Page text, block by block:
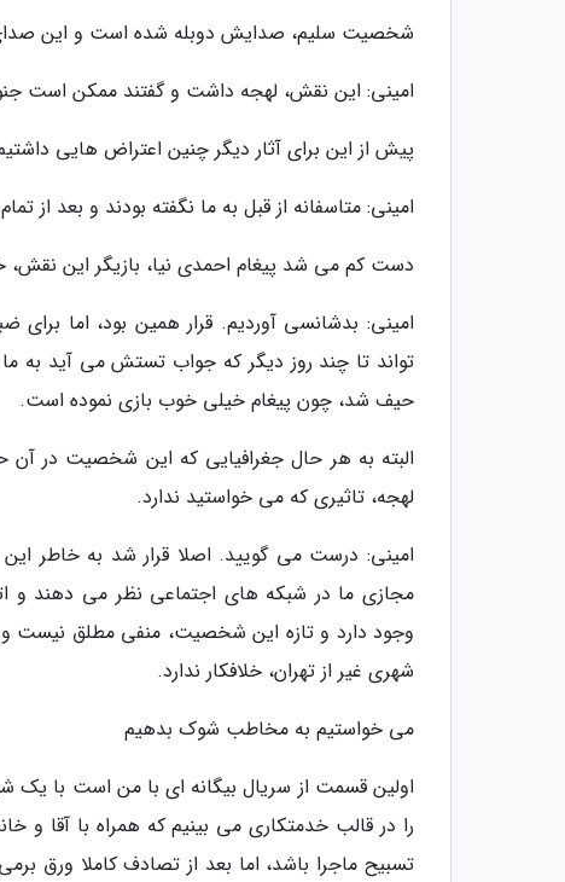
شخصیت سلیم، صدایش دوبله شده است و این
امینی: این نقش، لهجه داشت و گفتند ممکن است
پیش از این برای آثار دیگر چنین اعتراض هایی
امینی: متاسفانه از قبل به ما نگفته بودند و بعد
دست کم می شد پیغام احمدی نیا، بازیگر این نقش،
امینی: بدشانسی آوردیم. قرار همین بود، اما
تواند تا چند روز دیگر که جواب تستش می آید به ما
حیف شد، چون پیغام خیلی خوب بازی نموده است.
البته به هر حال جغرافیایی که این شخصیت در
لهجه، تاثیری که می خواستید ندارد.
امینی: درست می گویید. اصلا قرار شد به خاطر
مجازی ما در شبکه های اجتماعی نظر می دهند و
وجود دارد و تازه این شخصیت، منفی مطلق نیست و
شهری غیر از تهران، خلافکار ندارد.
می خواستیم به مخاطب شوک بدهیم
اولین قسمت از سریال بیگانه ای با من است با
را در قالب خدمتکاری می بینیم که همراه با آقا
تسبیح ماجرا باشد، اما بعد از تصادف کاملا ورق